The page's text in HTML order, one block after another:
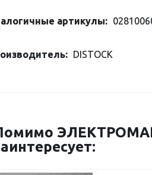
артикулы:
DISTOCK